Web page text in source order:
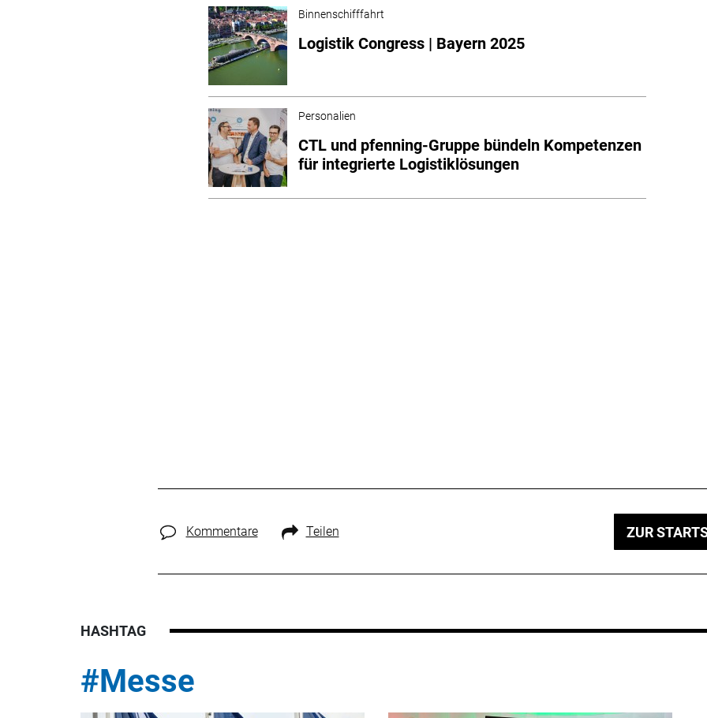
Binnenschifffahrt
Logistik Congress | Bayern 2025
Personalien
CTL und pfenning-Gruppe bündeln Kompetenzen
für integrierte Logistiklösungen
Kommentare Teilen ZUR
HASHTAG
#Messe